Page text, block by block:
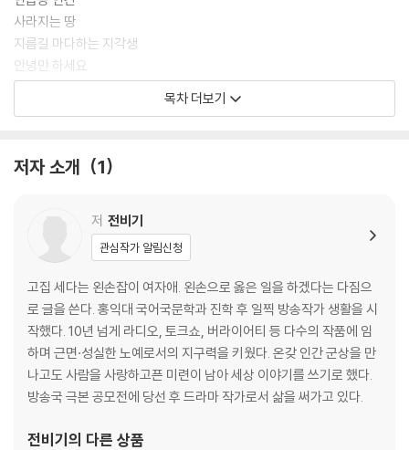
사라지는 땅
지름길 마다하는 지각생
안녕만 하세요
살려는 자, 귀여워'하'라
마이웨이코어
손맛 없는 할머니
쥬단학을 모르세요?
홈스테이 그랜마, 그랜마 스테이 홈
말을 하지 그랬어
물속의 나이테
하품
오, 해
친구가 될 확률
있었다
목차 더보기
저자 소개 1
저 전비기
관심작가 알림신청
고집 세다는 왼손잡이 여자애. 왼손으로 옳은 일을 하겠다는 다짐으
로 글을 쓴다. 홍익대 국어국문학과 진학 후 일찍 방송작가 생활을 시
작했다. 10년 넘게 라디오, 토크쇼, 버라이어티 등 다수의 작품에 임
하며 근면·성실한 노예로서의 지구력을 키웠다. 온갖 인간 군상을 만
나고도 사람을 사랑하고픈 미련이 남아 세상 이야기를 쓰기로 했다.
방송국 극본 공모전에 당선 후 드라마 작가로서 삶을 써가고 있다.
전비기 의 다른 상품